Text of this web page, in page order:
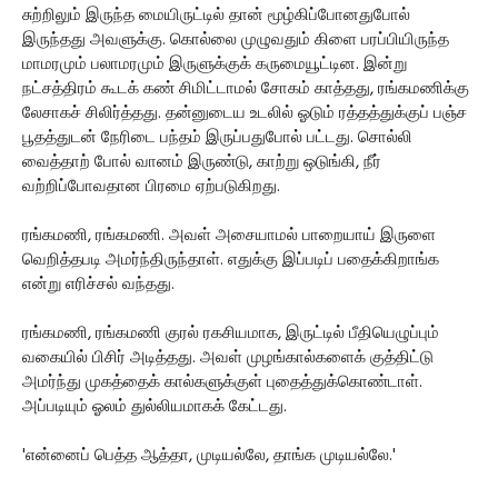
சுற்றிலும் இருந்த மையிருட்டில் தான் மூழ்கிப்போனதுபோல்
இருந்தது அவளுக்கு. கொல்லை முழுவதும் கிளை பரப்பியிருந்த
மாமரமும் பலாமரமும் இருளுக்குக் கருமையூட்டின. இன்று
நட்சத்திரம் கூடக் கண் சிமிட்டாமல் சோகம் காத்தது, ரங்கமணிக்கு
லேசாகச் சிலிர்த்தது. தன்னுடைய உடலில் ஓடும் ரத்தத்துக்குப் பஞ்ச
பூதத்துடன் நேரிடை பந்தம் இருப்பதுபோல் பட்டது. சொல்லி
வைத்தாற் போல் வானம் இருண்டு, காற்று ஒடுங்கி, நீர்
வற்றிப்போவதான பிரமை ஏற்படுகிறது.
ரங்கமணி, ரங்கமணி. அவள் அசையாமல் பாறையாய் இருளை
வெறித்தபடி அமர்ந்திருந்தாள். எதுக்கு இப்படிப் பதைக்கிறாங்க
என்று எரிச்சல் வந்தது.
ரங்கமணி, ரங்கமணி குரல் ரகசியமாக, இருட்டில் பீதியெழுப்பும்
வகையில் பிசிர் அடித்தது. அவள் முழங்கால்களைக் குத்திட்டு
அமர்ந்து முகத்தைக் கால்களுக்குள் புதைத்துக்கொண்டாள்.
அப்படியும் ஓலம் துல்லியமாகக் கேட்டது.
'என்னைப் பெத்த ஆத்தா, முடியல்லே, தாங்க முடியல்லே.'